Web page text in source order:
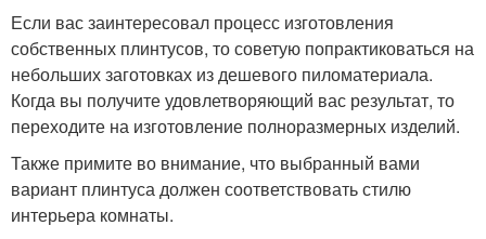
Если вас заинтересовал процесс изготовления
собственных плинтусов, то советую попрактиковаться на
небольших заготовках из дешевого пиломатериала.
Когда вы получите удовлетворяющий вас результат, то
переходите на изготовление полноразмерных изделий.
Также примите во внимание, что выбранный вами
вариант плинтуса должен соответствовать стилю
интерьера комнаты.